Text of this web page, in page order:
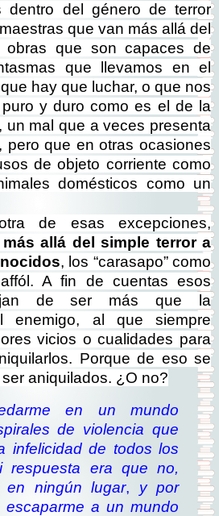
dentro del género de terror
que van más allá del
que son capaces de
que llevamos en el
hay que luchar, o que nos
y duro como es el de la
un mal que a veces presenta
pero que en otras ocasiones
de objeto corriente como
domésticos como un
de esas excepciones,
allá del simple terror a
, los “carasapo” como
A fin de cuentas esos
de ser más que la
enemigo, al que siempre
vicios o cualidades para
Porque de eso se
aniquilados. ¿O no?
en un mundo
de violencia que
infelicidad de todos los
respuesta era que no,
ningún lugar, y por
escaparme a un mundo